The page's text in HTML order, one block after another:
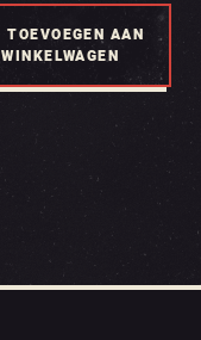
TOEVOEGEN AAN
WINKELWAGEN